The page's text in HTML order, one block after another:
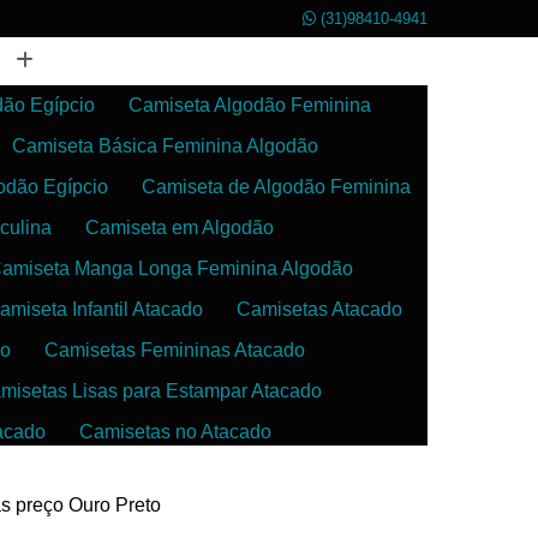
(31)98410-4941
Egípcio
Camiseta Algodão Feminina
Camiseta Básica Feminina Algodão
Egípcio
Camiseta de Algodão Feminina
Camiseta em Algodão
Manga Longa Feminina Algodão
Infantil Atacado
Camisetas Atacado
Camisetas Femininas Atacado
Lisas para Estampar Atacado
Camisetas no Atacado
Confecção de Roupas
preço Ouro Preto